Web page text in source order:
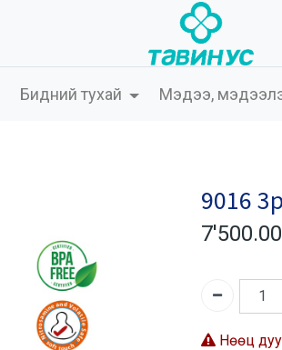
Бидний тухай Мэдээ,
9016
7'500.00
Нөөц